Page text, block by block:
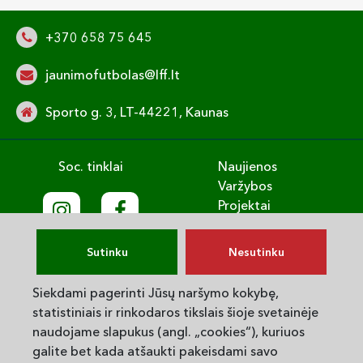
+370 658 75 645
jaunimofutbolas@lff.lt
Sporto g. 3, LT-44221, Kaunas
Soc. tinklai
Naujienos
Varžybos
Projektai
Vaikų gerovė
© 2025. LVJUFA. Visos teisės saugomos.
Nesutinku
Sutinku
Siekdami pagerinti Jūsų naršymo kokybę,
statistiniais ir rinkodaros tikslais šioje svetainėje
naudojame slapukus (angl. „cookies“), kuriuos
galite bet kada atšaukti pakeisdami savo